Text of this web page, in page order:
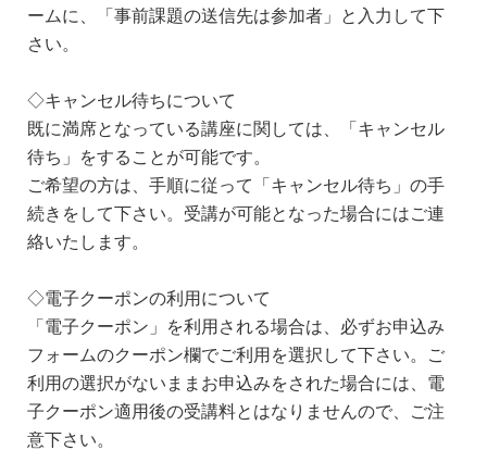
ームに、「事前課題の送信先は参加者」と入力して下
さい。
◇キャンセル待ちについて
既に満席となっている講座に関しては、「キャンセル
待ち」をすることが可能です。
ご希望の方は、手順に従って「キャンセル待ち」の手
続きをして下さい。受講が可能となった場合にはご連
絡いたします。
◇電子クーポンの利用について
「電子クーポン」を利用される場合は、必ずお申込み
フォームのクーポン欄でご利用を選択して下さい。ご
利用の選択がないままお申込みをされた場合には、電
子クーポン適用後の受講料とはなりませんので、ご注
意下さい。